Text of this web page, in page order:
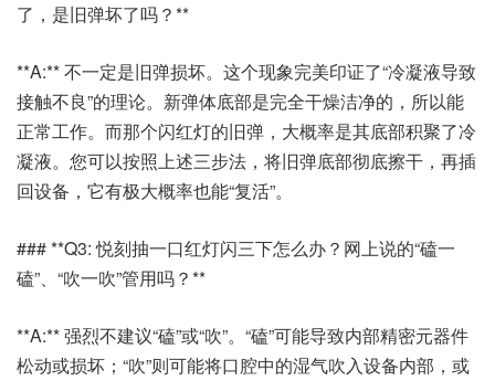
了，是旧弹坏了吗？**
**A:** 不一定是旧弹损坏。这个现象完美印证了“冷凝液导致
接触不良”的理论。新弹体底部是完全干燥洁净的，所以能
正常工作。而那个闪红灯的旧弹，大概率是其底部积聚了冷
凝液。您可以按照上述三步法，将旧弹底部彻底擦干，再插
回设备，它有极大概率也能“复活”。
### **Q3: 悦刻抽一口红灯闪三下怎么办？网上说的“磕一
磕”、“吹一吹”管用吗？**
**A:** 强烈不建议“磕”或“吹”。“磕”可能导致内部精密元器件
松动或损坏；“吹”则可能将口腔中的湿气吹入设备内部，或